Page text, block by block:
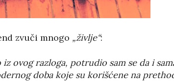
zvuči mnogo „življe“:
ovog razloga, potrudio sam se da i
doba koje su korišćene na